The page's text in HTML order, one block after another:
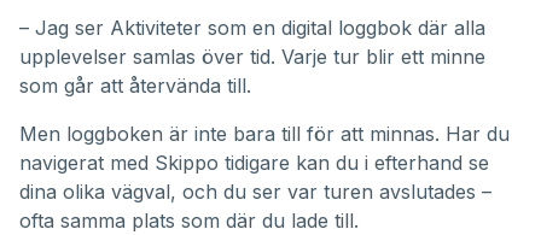
– Jag ser Aktiviteter som en digital loggbok där alla
upplevelser samlas över tid. Varje tur blir ett minne
som går att återvända till.
Men loggboken är inte bara till för att minnas. Har du
navigerat med Skippo tidigare kan du i efterhand se
dina olika vägval, och du ser var turen avslutades –
ofta samma plats som där du lade till.